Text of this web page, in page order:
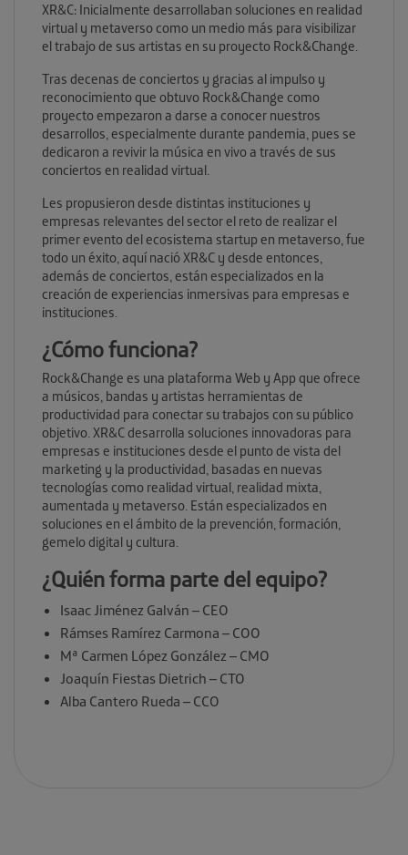
XR&C: Inicialmente desarrollaban soluciones en realidad
virtual y metaverso como un medio más para visibilizar
el trabajo de sus artistas en su proyecto Rock&Change.
Tras decenas de conciertos y gracias al impulso y
reconocimiento que obtuvo Rock&Change como
proyecto empezaron a darse a conocer nuestros
desarrollos, especialmente durante pandemia, pues se
dedicaron a revivir la música en vivo a través de sus
conciertos en realidad virtual.
Les propusieron desde distintas instituciones y
empresas relevantes del sector el reto de realizar el
primer evento del ecosistema startup en metaverso, fue
todo un éxito, aquí nació XR&C y desde entonces,
además de conciertos, están especializados en la
creación de experiencias inmersivas para empresas e
instituciones.
¿Cómo funciona?
Rock&Change es una plataforma Web y App que ofrece
a músicos, bandas y artistas herramientas de
productividad para conectar su trabajos con su público
objetivo. XR&C desarrolla soluciones innovadoras para
empresas e instituciones desde el punto de vista del
marketing y la productividad, basadas en nuevas
tecnologías como realidad virtual, realidad mixta,
aumentada y metaverso. Están especializados en
soluciones en el ámbito de la prevención, formación,
gemelo digital y cultura.
¿Quién forma parte del equipo?
Isaac Jiménez Galván – CEO
Rámses Ramírez Carmona – COO
Mª Carmen López González – CMO
Joaquín Fiestas Dietrich – CTO
Alba Cantero Rueda – CCO